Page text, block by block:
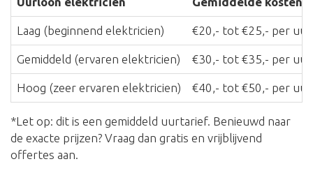
Laag (beginnend elektricien) €20,- tot €25,- per uur
Gemiddeld (ervaren elektricien) €30,- tot €35,- per uur
Hoog (zeer ervaren elektricien) €40,- tot €50,- per uur
*Let op: dit is een gemiddeld uurtarief. Benieuwd naar
de exacte prijzen? Vraag dan gratis en vrijblijvend
offertes aan.